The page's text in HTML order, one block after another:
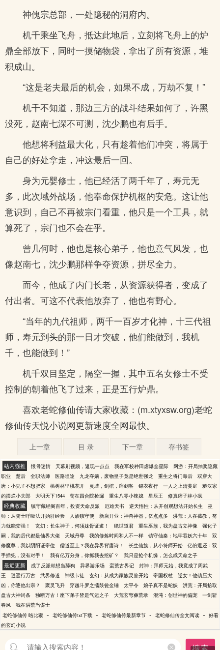
神傀宗总部，一处隐秘的洞府内。
机千乘坐飞舟，抵达此地后，立刻将飞舟上的炉
鼎全部放下，同时一摸储物袋，拿出了所有资源，堆
积成山。
“这是老夫最后的机会，如果不成，万劫不复！”
机千不知道，那边三方的战斗结果如何了，许黑
没死，赵南七深不可测，沈少鹏也有后手。
他想将利益最大化，只有趁着他们冲突，将属于
自己的好处拿走，冲这最后一回。
身为元婴修士，他已经活了两千年了，寿元无
多，此次域外战场，他奉命保护机枢的安危。这让他
意识到，自己不再被宗门看重，他只是一个工具，就
算死了，宗门也不会在乎。
曾几何时，他也是核心弟子，他也意气风发，也
像赵南七，沈少鹏那样争夺资源，拼尽全力。
而今，他成了内门长老，从资源获得者，变成了
付出者。可这不代表他放弃了，他也有野心。
“当年的九代祖师，两千一百岁才化神，十三代祖
师，寿元到头的那一日才突破，他们能做到，我机
千，也能做到！”
机千双目坚定，隔空一握，其中五名女修士不受
控制的朝着他飞了过来，正是五行炉鼎。
喜欢老蛇修仙传请大家收藏：(m.xtyxsw.org)老蛇
修仙传天悦小说网更新速度全网最快。
上一章 目 录 下一章 存书签
站内强推 恨骨迷情 天幕刷视频，返现一点点 我在军校种田虐爆全星际
网游：开局抽奖隐藏
职业
楚后 全职法师 医路坦途 九龙夺嫡，废物皇子竟是绝世强龙 重生之将门毒后
双穿大
唐：小兕子不想肥家
桃树林里桃花开 灵墟，剑棺，瞎剑客 锦衣夜行 一人之上清黄庭
糙汉家
的摆烂小夫郎
大明天下1544 苟在四合院捡漏 重生八零小辣媳 星辰王 修真痞子林小疯
经典收藏 镇守藏经阁百年，投资天命反派 厄难天书 逆天悟性：从开创观想法开始长生
巫
师：从骑士呼吸法开始肝经验
人族镇守使 新店开业：神兽神器，亿点点多
洪荒：人在截教，努
力就能变强！
玄幻：长生神子，何须妹骨证道！ 绝世道君 重生巫族，我为盘古立神像
强化子
嗣，我的后代都是仙界大佬
天域丹尊 我的修炼时间和人不一样 镇守仙秦：地牢吞妖六十年
双
修魔尊，我以阴阳证帝位
儒道至上？我在异界背唐诗！ 长生仙族，从小符师开始
亿倍返还：双
手插兜，没有对手！
我有亿万分身，你抓我去挖矿？ 我只是抢个机缘，怎么成天命之子
最近更新 成了反派却想当舔狗 异界游乐场 蛮荒古界记
封神：拜师元始，我竟成了周武
王
逍遥行万古 武界修道 神级卡徒 玄幻：从成为家族灵兽开始 帝国权杖
逆女！他镇压大
凶，你逐他出宗？
聚灵飞升 穿越斗罗之擂鼓瓮金锤 太平令 娘子真不是蛇妖
洪荒：开局拾取
盘古大神词条
独断万古！座下弟子皆是气运之子 大荒玄穹彝荒录 混沌：创世神的偏宠
一剑斩
春风
我在洪荒当谋士
老蛇修仙传 咯比猴 - 老蛇修仙传txt下载 - 老蛇修仙传最新章节 - 老蛇修仙传全文阅读 - 好看
的玄幻小说